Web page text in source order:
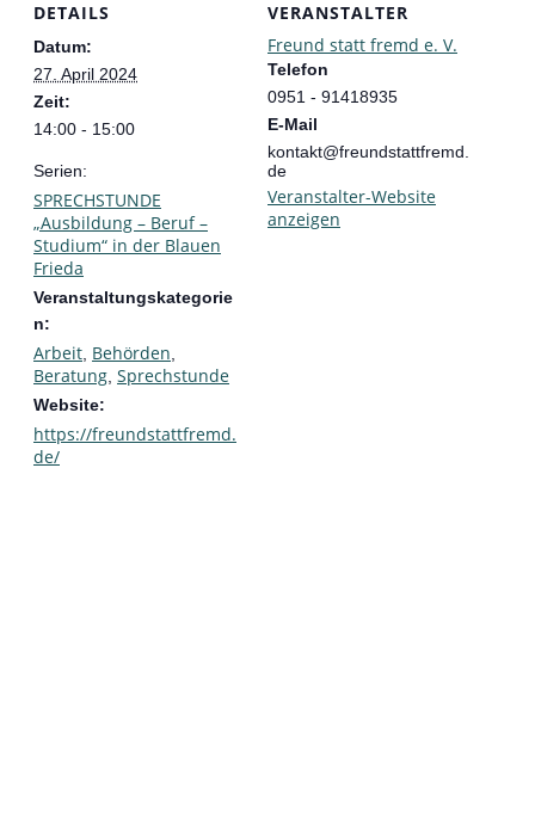
DETAILS
Datum:
27. April 2024
Zeit:
14:00 - 15:00
Serien:
SPRECHSTUNDE
„Ausbildung – Beruf –
Studium“ in der Blauen
Frieda
Veranstaltungskategorie
n:
Arbeit Behörden
Beratung Sprechstunde
Website:
https://freundstattfremd.
de/
VERANSTALTER
Freund statt fremd e. V.
Telefon
0951 - 91418935
E-Mail
kontakt@freundstattfremd.
de
Veranstalter-Website
anzeigen